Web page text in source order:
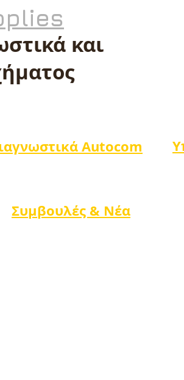
και
Autocom
Συμβουλές & Νέα